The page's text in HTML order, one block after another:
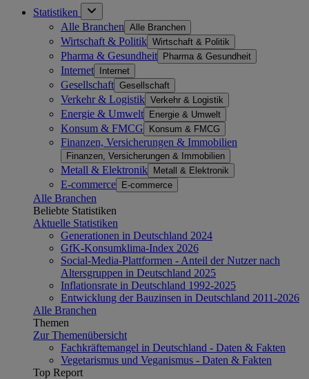
Statistiken
Alle Branchen Alle Branchen
Wirtschaft & Politik Wirtschaft & Politik
Pharma & Gesundheit Pharma & Gesundheit
Internet Internet
Gesellschaft Gesellschaft
Verkehr & Logistik Verkehr & Logistik
Energie & Umwelt Energie & Umwelt
Konsum & FMCG Konsum & FMCG
Finanzen, Versicherungen & Immobilien
Finanzen, Versicherungen & Immobilien
Metall & Elektronik Metall & Elektronik
E-commerce E-commerce
Alle Branchen
Beliebte Statistiken
Aktuelle Statistiken
Generationen in Deutschland 2024
GfK-Konsumklima-Index 2026
Social-Media-Plattformen - Anteil der Nutzer nach
Altersgruppen in Deutschland 2025
Inflationsrate in Deutschland 1992-2025
Entwicklung der Bauzinsen in Deutschland 2011-2026
Alle Branchen
Themen
Zur Themenübersicht
Fachkräftemangel in Deutschland - Daten & Fakten
Vegetarismus und Veganismus - Daten & Fakten
Top Report